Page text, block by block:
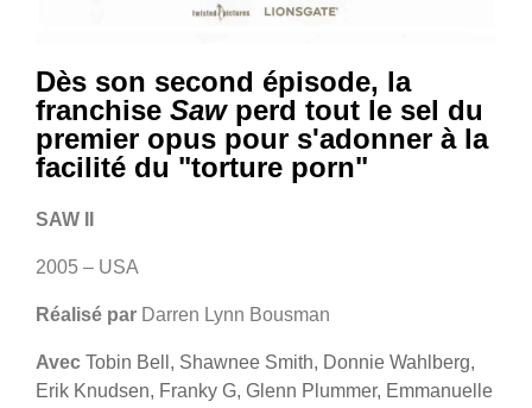
Dès son second épisode, la
franchise Sawperd tout le sel du
premier opus pour s'adonner à la
facilité du "torture porn"
SAW II
2005 – USA
Réalisé par Darren Lynn Bousman
Avec Tobin Bell, Shawnee Smith, Donnie Wahlberg,
Erik Knudsen, Franky G, Glenn Plummer, Emmanuelle